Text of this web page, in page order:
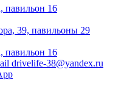
павильон 16
39, павильоны 29
павильон 16
drivelife-38@yandex.ru